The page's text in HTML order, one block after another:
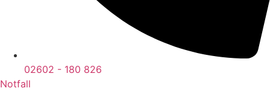
02602 - 180 826
Notfall